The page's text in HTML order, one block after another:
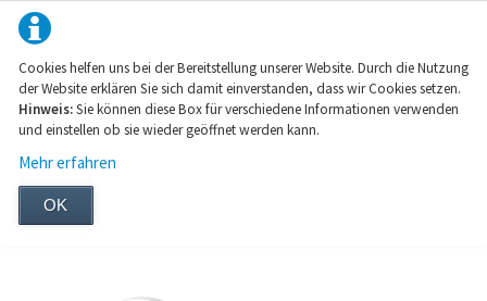
Cookies helfen uns bei der Bereitstellung unserer Website. Durch die Nutzung
der Website erklären Sie sich damit einverstanden, dass wir Cookies setzen.
Hinweis:Sie können diese Box für verschiedene Informationen verwenden
und einstellen ob sie wieder geöffnet werden kann.
Mehr erfahren
OK